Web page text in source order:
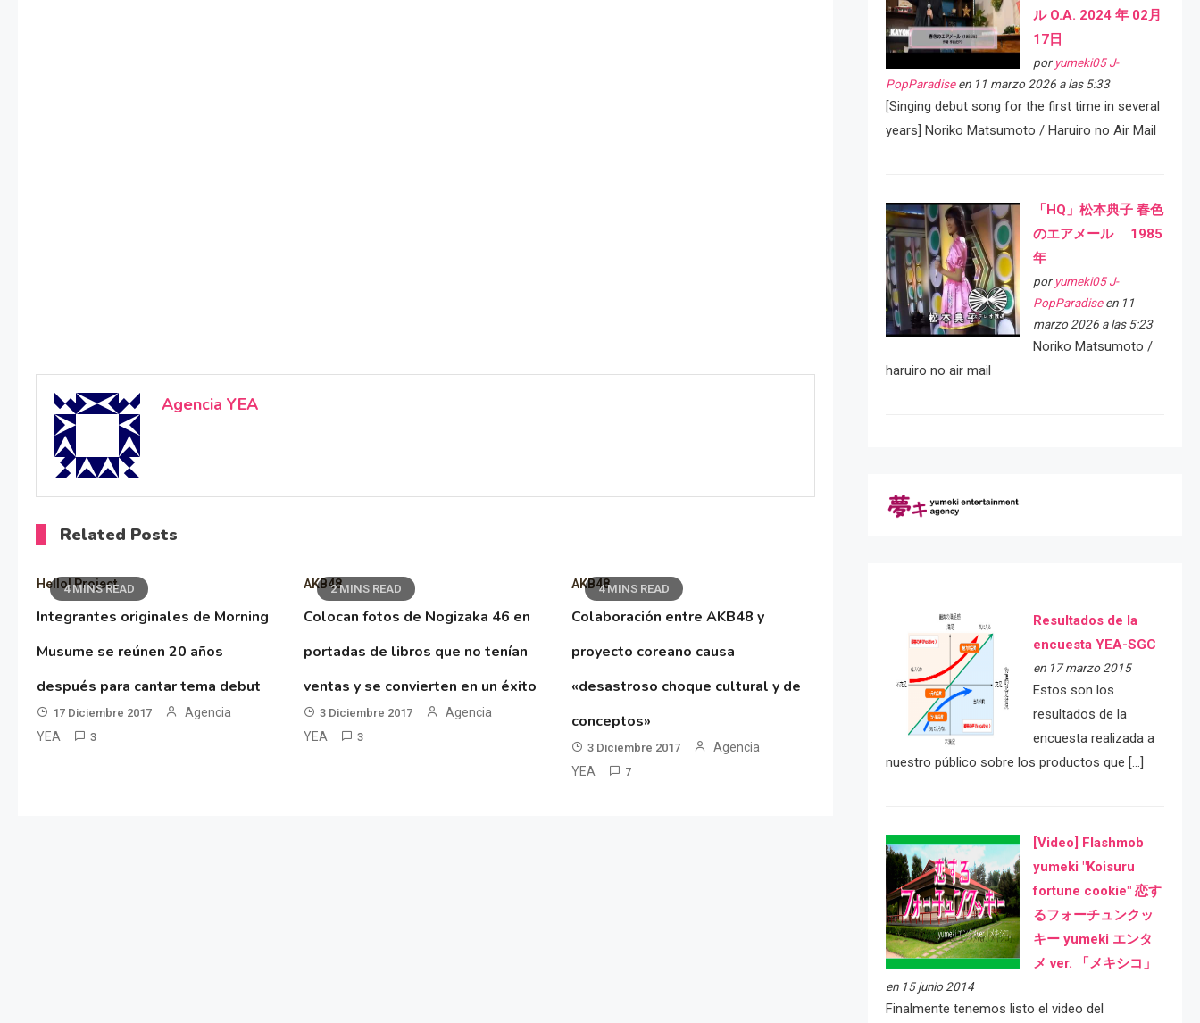
Agencia YEA
Related Posts
4 MINS READ
Hello! Project
Integrantes originales de Morning
Musume se reúnen 20 años
después para cantar tema debut
17 Diciembre 2017
Agencia
YEA
3
2 MINS READ
AKB48
Colocan fotos de Nogizaka 46 en
portadas de libros que no tenían
ventas y se convierten en un éxito
3 Diciembre 2017
Agencia
YEA
3
4 MINS READ
AKB48
Colaboración entre AKB48 y
proyecto coreano causa
«desastroso choque cultural y de
conceptos»
3 Diciembre 2017
Agencia
YEA
7
ル O.A. 2024 年 02月
17日
por yumeki05 J-
PopParadiseen 11 marzo 2026 a las 5:33
[Singing debut song for the first time in several
years] Noriko Matsumoto / Haruiro no Air Mail
「HQ」松本典子 春色
のエアメール 1985
年
por yumeki05 J-
PopParadiseen 11
marzo 2026 a las 5:23
Noriko Matsumoto /
haruiro no air mail
Resultados de la
encuesta YEA-SGC
en 17 marzo 2015
Estos son los
resultados de la
encuesta realizada a
nuestro público sobre los productos que […]
[Video] Flashmob
yumeki "Koisuru
fortune cookie" 恋す
るフォーチュンクッ
キー yumeki エンタ
メ ver. 「メキシコ」
en 15 junio 2014
Finalmente tenemos listo el video del